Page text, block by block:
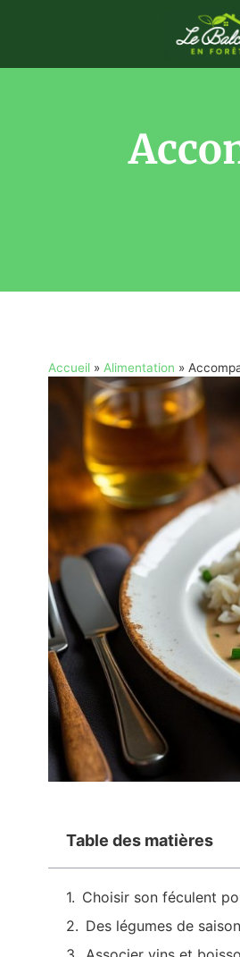
Accueil» Alimentation »
Table des matières
Choisir son féculent
Des légumes de